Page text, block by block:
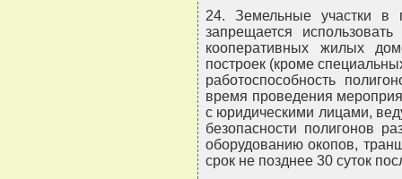
24. Земельные участки в
запрещается
кооперативных жилых
построек (кроме
работоспособность
время проведения
с юридическими лицами,
безопасности полигонов
оборудованию окопов,
срок не позднее 30 суток